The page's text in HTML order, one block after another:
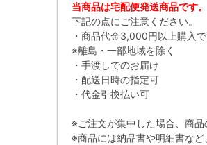
当商品は宅配便発送商品です。
下記の点にご注意ください。
・商品代金3,000円以上購入
※離島・一部地域を除く
・手渡しでのお届け
・配送日時の指定可
・代金引換払い可
※ご注文が集中した場合、商品
※商品には納品書や明細書など